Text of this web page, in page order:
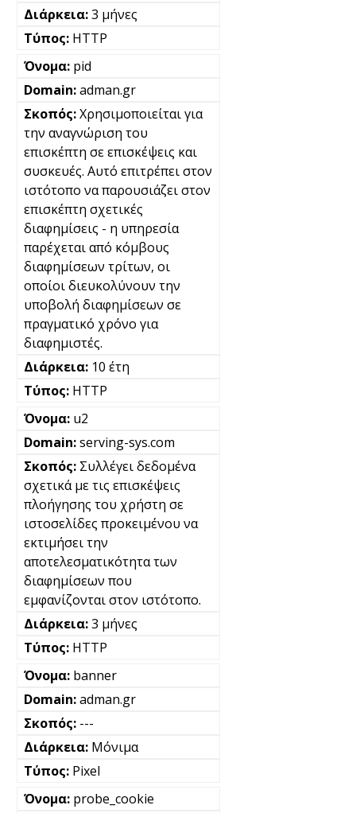
3 μήνες
HTTP
pid
adman.gr
Χρησιμοποιείται για
την αναγνώριση του
επισκέπτη σε επισκέψεις και
συσκευές. Αυτό επιτρέπει στον
ιστότοπο να παρουσιάζει στον
επισκέπτη σχετικές
διαφημίσεις - η υπηρεσία
παρέχεται από κόμβους
διαφημίσεων τρίτων, οι
οποίοι διευκολύνουν την
υποβολή διαφημίσεων σε
πραγματικό χρόνο για
διαφημιστές.
10 έτη
HTTP
u2
serving-sys.com
Συλλέγει δεδομένα
σχετικά με τις επισκέψεις
πλοήγησης του χρήστη σε
ιστοσελίδες προκειμένου να
εκτιμήσει την
αποτελεσματικότητα των
διαφημίσεων που
εμφανίζονται στον ιστότοπο.
3 μήνες
HTTP
banner
adman.gr
---
Μόνιμα
Pixel
probe_cookie